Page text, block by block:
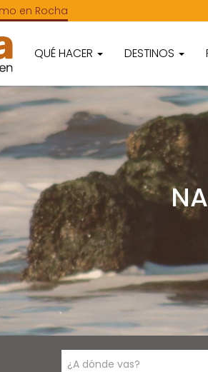
en Rocha
QUÉ HACER DESTINOS
¿A dónde vas?